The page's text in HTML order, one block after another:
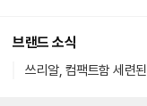
브랜드 소식
쓰리알, 컴팩트함 세련